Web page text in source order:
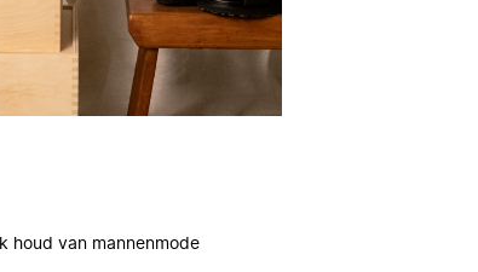
Ik houd van mannenmode